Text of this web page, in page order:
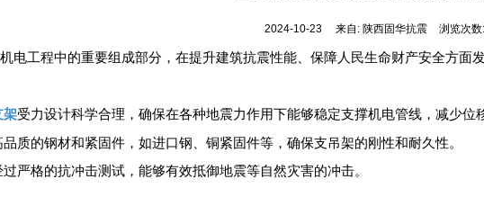
2024-10-23 来自: 陕西固华抗震 浏览次
电工程中的重要组成部分，在提升建筑抗震性能、保障人民生命财产安全方面
架受力设计科学合理，确保在各种地震力作用下能够稳定支撑机电管线，减少位
质的钢材和紧固件，如进口钢、铜紧固件等，确保支吊架的刚性和耐久性。
严格的抗冲击测试，能够有效抵御地震等自然灾害的冲击。